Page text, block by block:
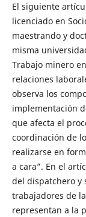
El siguiente
licenciado en
maestrando y
misma
Trabajo minero
relaciones
observa los
implementación
que afecta el
coordinación de
realizarse en
a cara”. En el
del dispatchero y
trabajadores de
representan a la